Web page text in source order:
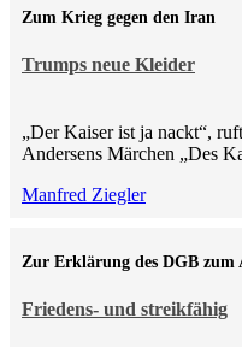
Trumps neue Kleider
Zum Krieg gegen den Iran
„Der Kaiser ist ja nackt“,
Andersens Märchen „Des
Manfred Ziegler
Friedens- und streikfähig
Zur Erklärung des DGB zum